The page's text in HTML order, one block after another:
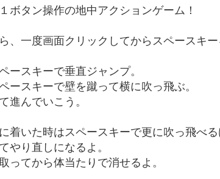
ボタン操作の地中アクションゲーム！
、一度画面クリックしてからスペースキ
ースキーで垂直ジャンプ。
ースキーで壁を蹴って横に吹っ飛ぶ。
進んでいこう。
着いた時はスペースキーで更に吹っ飛べ
やり直しになるよ。
ってから体当たりで消せるよ。